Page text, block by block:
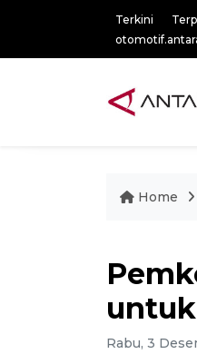
Terkini
Home
Rabu, 3